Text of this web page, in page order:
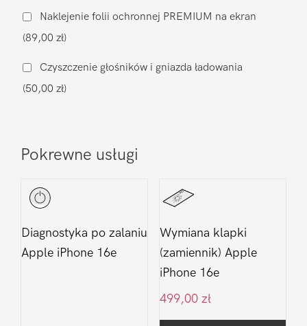
oryginalną
Apple
iPhone
16e
Naklejenie folii ochronnej PREMIUM na ekran
(89,00 zł)
Czyszczenie głośników i gniazda ładowania
(50,00 zł)
Pokrewne usługi
Diagnostyka po zalaniu
Apple iPhone 16e
Wymiana klapki
(zamiennik) Apple
iPhone 16e
499,00 zł